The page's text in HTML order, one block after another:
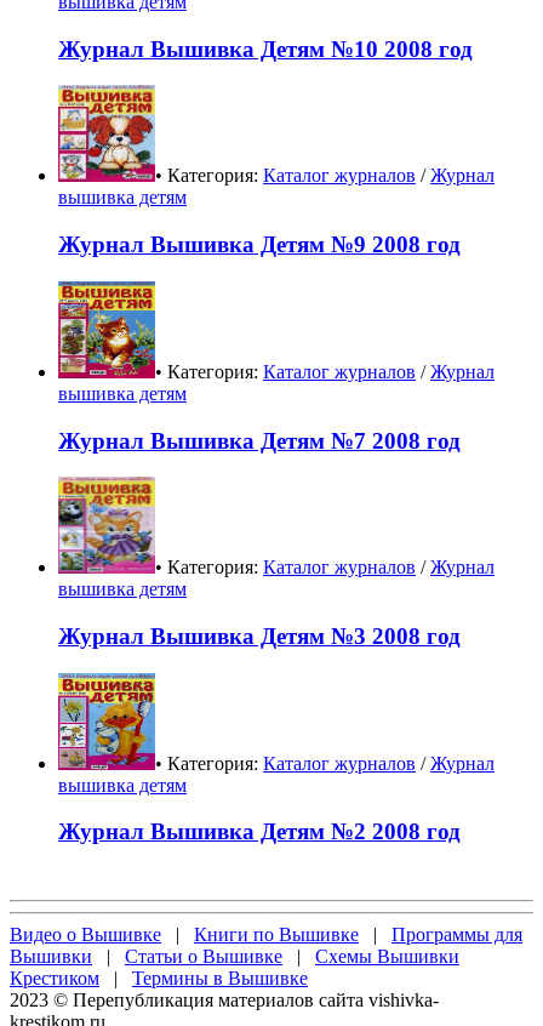
Журнал Вышивка Детям №10 2008 год
• Категория: Каталог журналов /Журнал
вышивка детям
Журнал Вышивка Детям №9 2008 год
• Категория: Каталог журналов /Журнал
вышивка детям
Журнал Вышивка Детям №7 2008 год
• Категория: Каталог журналов /Журнал
вышивка детям
Журнал Вышивка Детям №3 2008 год
• Категория: Каталог журналов /Журнал
вышивка детям
Журнал Вышивка Детям №2 2008 год
Видео о Вышивке | Книги по Вышивке | Программы для
Вышивки | Статьи о Вышивке | Схемы Вышивки
Крестиком | Термины в Вышивке
2023 © Перепубликация материалов сайта vishivka-